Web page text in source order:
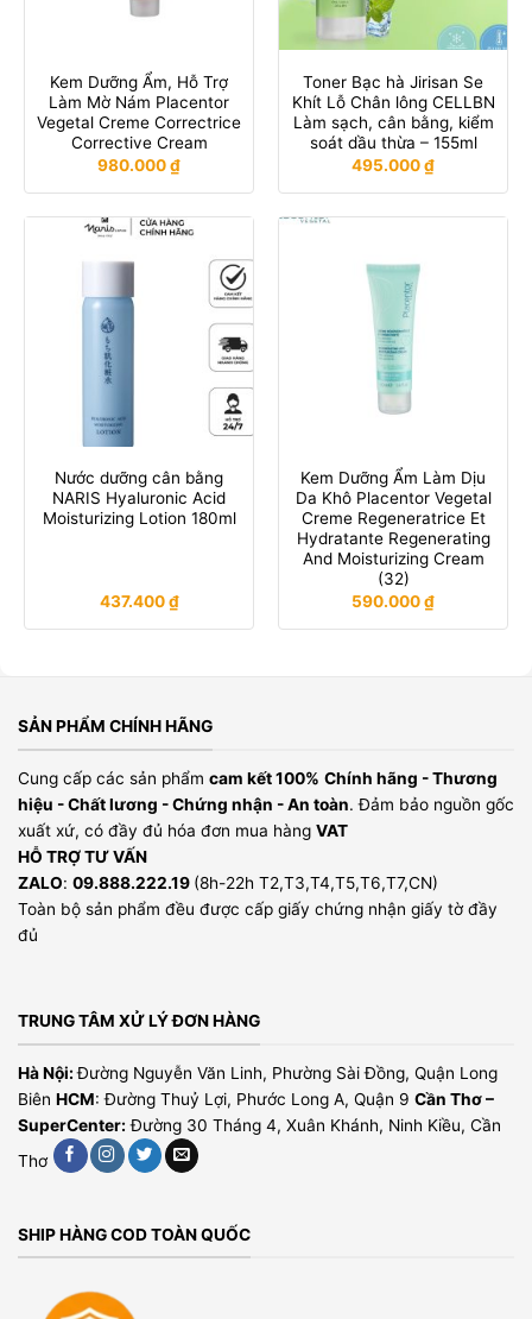
Kem Dưỡng Ẩm, Hỗ Trợ
Làm Mờ Nám Placentor
Vegetal Creme Correctrice
Corrective Cream
980.000₫
Toner Bạc hà Jirisan Se
Khít Lỗ Chân lông CELLBN
Làm sạch, cân bằng, kiểm
soát dầu thừa – 155ml
495.000₫
Nước dưỡng cân bằng
NARIS Hyaluronic Acid
Moisturizing Lotion 180ml
437.400₫
Kem Dưỡng Ẩm Làm Dịu
Da Khô Placentor Vegetal
Creme Regeneratrice Et
Hydratante Regenerating
And Moisturizing Cream
(32)
590.000₫
SẢN PHẨM CHÍNH HÃNG
Cung cấp các sản phẩm cam kết 100% Chính hãng - Thương
hiệu - Chất lương - Chứng nhận - An toàn. Đảm bảo nguồn gốc
xuất xứ, có đầy đủ hóa đơn mua hàng VAT
HỖ TRỢ TƯ VẤN
ZALO: 09.888.222.19 (8h-22h T2,T3,T4,T5,T6,T7,CN)
Toàn bộ sản phẩm đều được cấp giấy chứng nhận giấy tờ đầy
đủ
TRUNG TÂM XỬ LÝ ĐƠN HÀNG
Hà Nội:Đường Nguyễn Văn Linh, Phường Sài Đồng, Quận Long
Biên HCM: Đường Thuỷ Lợi, Phước Long A, Quận 9 Cần Thơ –
SuperCenter: Đường 30 Tháng 4, Xuân Khánh, Ninh Kiều, Cần
Thơ
SHIP HÀNG COD TOÀN QUỐC